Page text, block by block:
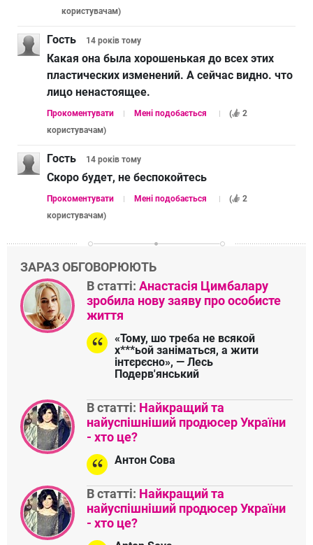
користувачам)
Гость 14 років тому
Какая она была хорошенькая до всех этих
пластических изменений. А сейчас видно. что
лицо ненастоящее.
Прокоментувати Мені подобається (
2
користувачам)
Гость 14 років тому
Скоро будет, не беспокойтесь
Прокоментувати Мені подобається (
2
користувачам)
ЗАРАЗ ОБГОВОРЮЮТЬ
В статті: Анастасія Цимбалару
зробила нову заяву про особисте
життя
«Тому, шо треба не всякой
х***ьой заніматься, а жити
інтєрєсно», — Лесь
Подерв'янський
В статті: Найкращий та
найуспішніший продюсер України
- хто це?
Антон Сова
В статті: Найкращий та
найуспішніший продюсер України
- хто це?